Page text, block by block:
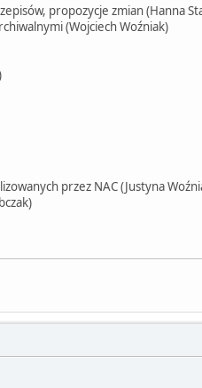
propozycje zmian (Hanna
(Wojciech Woźniak)
przez NAC (Justyna